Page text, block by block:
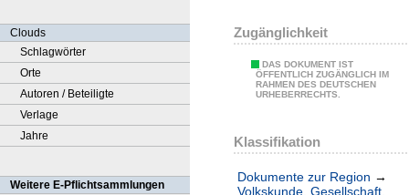
Clouds
Schlagwörter
Orte
Autoren / Beteiligte
Verlage
Jahre
Weitere E-Pflichtsammlungen
Zugänglichkeit
DAS DOKUMENT IST
ÖFFENTLICH ZUGÄNGLICH IM
RAHMEN DES DEUTSCHEN
URHEBERRECHTS.
Klassifikation
Dokumente zur Region →
Volkskunde. Gesellschaft.